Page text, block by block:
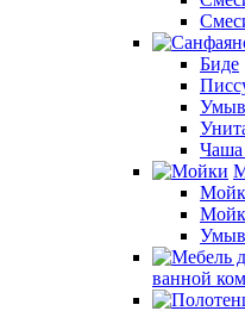
Биде
Чаша
ванной